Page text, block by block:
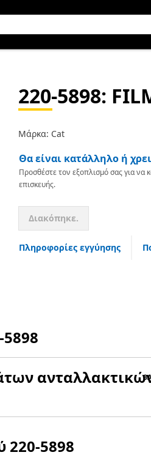
220-5898:
Μάρκα: Cat
Θα είναι κατάλληλο ή
Προσθέστε τον εξοπλισμό σας για να
επισκευής.
Διακόπηκε.
Πληροφορίες εγγύησης
5898
220-5898